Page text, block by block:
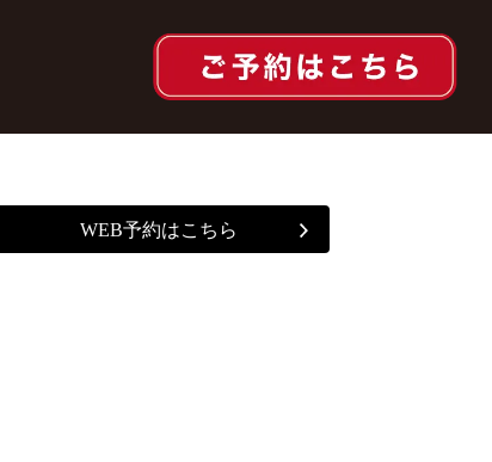
WEB予約はこちら